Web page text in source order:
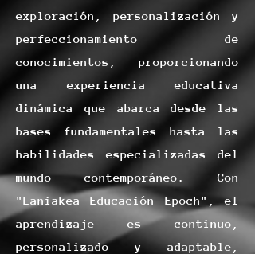
exploración, personalización y
perfeccionamiento de
conocimientos, proporcionando
una experiencia educativa
dinámica que abarca desde las
bases fundamentales hasta las
habilidades especializadas del
mundo contemporáneo. Con
"Laniakea Educación Epoch", el
aprendizaje es continuo,
personalizado y adaptable,